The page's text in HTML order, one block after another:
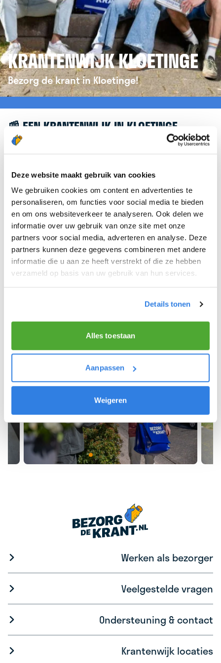
Deze website maakt gebruik van cookies
We gebruiken cookies om content en advertenties te
personaliseren, om functies voor social media te bieden
en om ons websiteverkeer te analyseren. Ook delen we
informatie over uw gebruik van onze site met onze
partners voor social media, adverteren en analyse. Deze
partners kunnen deze gegevens combineren met andere
informatie die u aan ze heeft verstrekt of die ze hebben
verzameld op basis van uw gebruik van hun services.
Details tonen
Alles toestaan
Aanpassen
Weigeren
KRANTENWIJK KLOETINGE
Bezorg de krant in Kloetinge!
📰 EEN KRANTENWIJK IN KLOETINGE
Leuk dat je geïnteresseerd bent in een
verwijzen we je graag door naar de website van
krantenbezorgen.nl . Daar kun je je eenvoudig
aanmelden om de krant te bezorgen in Kloetinge.
We hopen dat je snel aan de slag kunt en wensen
je veel succes! 🚴‍♂️💨
Meld je aan als krantenbezorger!
Werken als bezorger
Veelgestelde vragen
Ondersteuning & contact
Krantenwijk locaties